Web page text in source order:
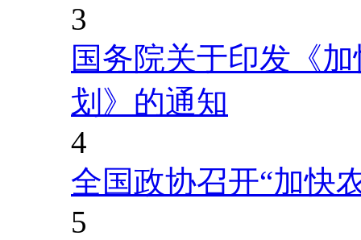
3
国务院关于印发《
划》的通知
4
全国政协召开“加快
5